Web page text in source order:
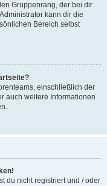
Gruppenrang, der bei dir
kann dir die
Bereich selbst
einschließlich der
auch weitere Informationen
du nicht registriert und / oder